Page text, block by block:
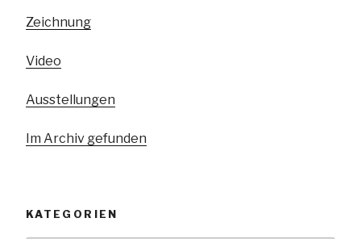
Zeichnung
Video
Ausstellungen
Im Archiv gefunden
KATEGORIEN